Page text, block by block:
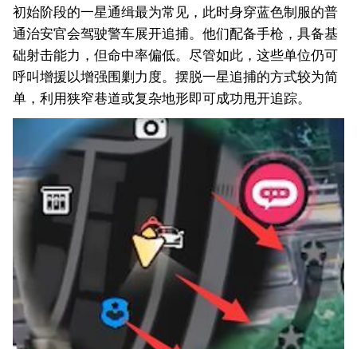
初始阶段的一星通缉最为常见，此时身穿蓝色制服的普
通治安官会驾驶警车展开追捕。他们配备手枪，具备基
础射击能力，但命中率偏低。尽管如此，这些单位仍可
呼叫增援以增强围剿力度。摆脱一星追捕的方式较为简
单，利用狭窄巷道或复杂地形即可成功甩开追踪。